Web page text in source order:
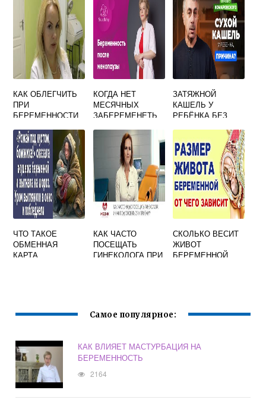
КАК ОБЛЕГЧИТЬ
ПРИ
БЕРЕМЕННОСТИ
КОГДА НЕТ
МЕСЯЧНЫХ
ЗАБЕРЕМЕНЕТЬ
ЗАТЯЖНОЙ
КАШЕЛЬ У
РЕБЁНКА БЕЗ
ПРИЧИНЫ,
ЛЕЧЕНИЕ
PULMONO.RU
ЧТО ТАКОЕ
ОБМЕННАЯ
КАРТА
КАК ЧАСТО
ПОСЕЩАТЬ
ГИНЕКОЛОГА ПРИ
СКОЛЬКО ВЕСИТ
ЖИВОТ
БЕРЕМЕННОЙ
Самое популярное:
КАК ВЛИЯЕТ МАСТУРБАЦИЯ НА
БЕРЕМЕННОСТЬ
2164